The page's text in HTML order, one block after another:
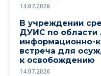
14.07.2026
В учреждении
ДУИС по области
информационно-
встреча для
к освобождению
14.07.2026